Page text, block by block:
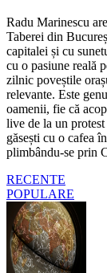
Radu Marinescu
Taberei din
capitalei și cu
cu o pasiune reală
zilnic poveștile
relevante. Este
oamenii, fie că
live de la un
găsești cu o cafea
plimbându-se prin
RECENTE
POPULARE